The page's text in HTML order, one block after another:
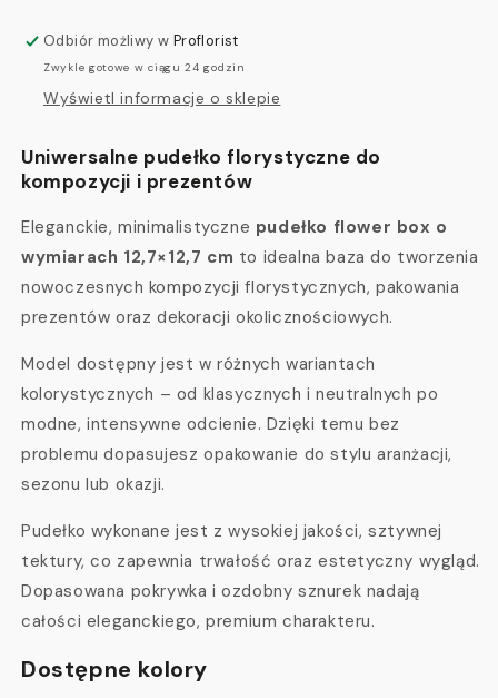
Okrągły
cm
–
KOLORY
Okrągły
cm
–
KOLORY
Odbiór możliwy w Proflorist
Zwykle gotowe w ciągu 24 godzin
Wyświetl informacje o sklepie
Uniwersalne pudełko florystyczne do
kompozycji i prezentów
Eleganckie, minimalistyczne pudełko flower box o
wymiarach 12,7×12,7 cm to idealna baza do tworzenia
nowoczesnych kompozycji florystycznych, pakowania
prezentów oraz dekoracji okolicznościowych.
Model dostępny jest w różnych wariantach
kolorystycznych – od klasycznych i neutralnych po
modne, intensywne odcienie. Dzięki temu bez
problemu dopasujesz opakowanie do stylu aranżacji,
sezonu lub okazji.
Pudełko wykonane jest z wysokiej jakości, sztywnej
tektury, co zapewnia trwałość oraz estetyczny wygląd.
Dopasowana pokrywka i ozdobny sznurek nadają
całości eleganckiego, premium charakteru.
Dostępne kolory